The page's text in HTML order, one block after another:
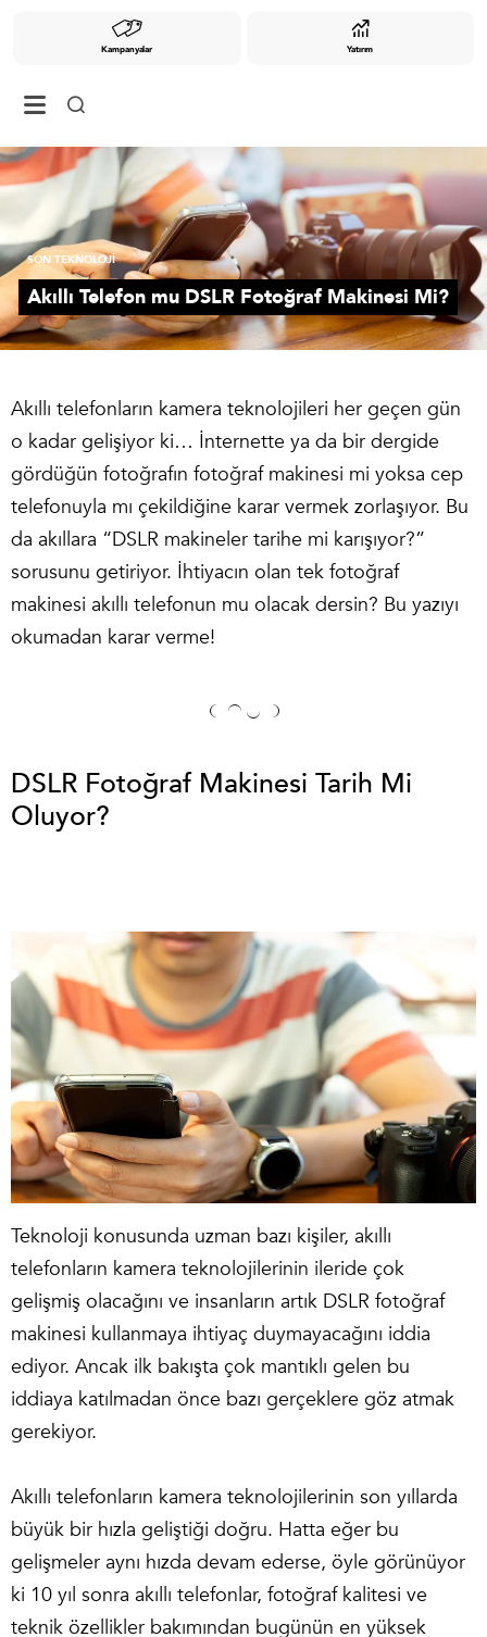
Kampanyalar Yatırım
SON TEKNOLOJİ
Akıllı Telefon mu DSLR Fotoğraf Makinesi Mi?
Akıllı telefonların kamera teknolojileri her geçen gün
o kadar gelişiyor ki… İnternette ya da bir dergide
gördüğün fotoğrafın fotoğraf makinesi mi yoksa cep
telefonuyla mı çekildiğine karar vermek zorlaşıyor. Bu
da akıllara “DSLR makineler tarihe mi karışıyor?”
sorusunu getiriyor. İhtiyacın olan tek fotoğraf
makinesi akıllı telefonun mu olacak dersin? Bu yazıyı
okumadan karar verme!
DSLR Fotoğraf Makinesi Tarih Mi
Oluyor?
Teknoloji konusunda uzman bazı kişiler, akıllı
telefonların kamera teknolojilerinin ileride çok
gelişmiş olacağını ve insanların artık DSLR fotoğraf
makinesi kullanmaya ihtiyaç duymayacağını iddia
ediyor. Ancak ilk bakışta çok mantıklı gelen bu
iddiaya katılmadan önce bazı gerçeklere göz atmak
gerekiyor.
Akıllı telefonların kamera teknolojilerinin son yıllarda
büyük bir hızla geliştiği doğru. Hatta eğer bu
gelişmeler aynı hızda devam ederse, öyle görünüyor
ki 10 yıl sonra akıllı telefonlar, fotoğraf kalitesi ve
teknik özellikler bakımından bugünün en yüksek